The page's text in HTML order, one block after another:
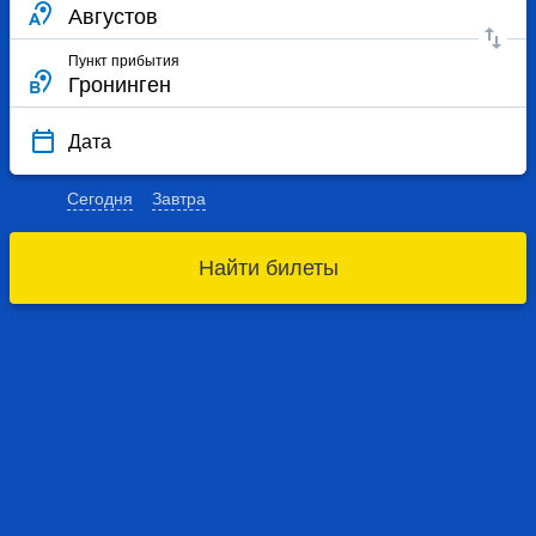
Пункт прибытия
Дата
Сегодня Завтра
Найти билеты